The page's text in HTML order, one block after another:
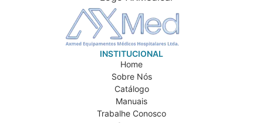
INSTITUCIONAL
Home
Sobre Nós
Catálogo
Manuais
Trabalhe Conosco